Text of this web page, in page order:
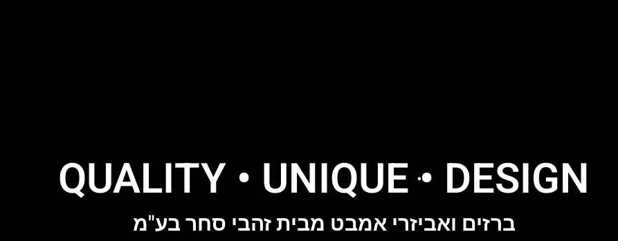
QUALITY • UNIQUE ּ• DESIGN
ברזים ואביזרי אמבט מבית זהבי סחר בע"מ